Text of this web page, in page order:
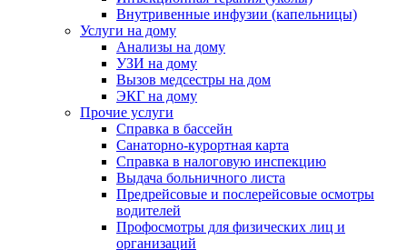
Внутривенные инфузии (капельницы)
Услуги на дому
Анализы на дому
УЗИ на дому
Вызов медсестры на дом
ЭКГ на дому
Прочие услуги
Справка в бассейн
Санаторно-курортная карта
Справка в налоговую инспекцию
Выдача больничного листа
Предрейсовые и послерейсовые осмотры
водителей
Профосмотры для физических лиц и
организаций